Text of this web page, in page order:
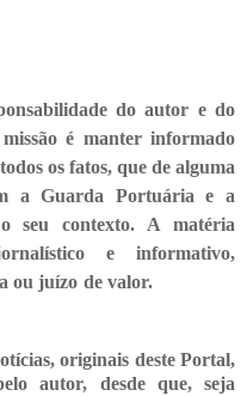
do autor e do
é manter informado
os fatos, que de alguma
a Guarda Portuária e a
seu contexto. A matéria
e informativo,
ou juízo de valor.
originais deste Portal,
autor, desde que, seja